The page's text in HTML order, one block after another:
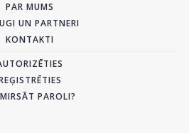
PAR MUMS
UN PARTNERI
KONTAKTI
PAROLI?